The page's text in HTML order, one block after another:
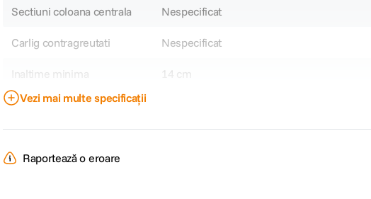
Sectiuni coloana centrala Nespecificat
Carlig contragreutati Nespecificat
Inaltime minima 14 cm
Tepuse la baza picioarelor
Tip cap trepied
Vezi mai multe specificații
Raportează o eroare